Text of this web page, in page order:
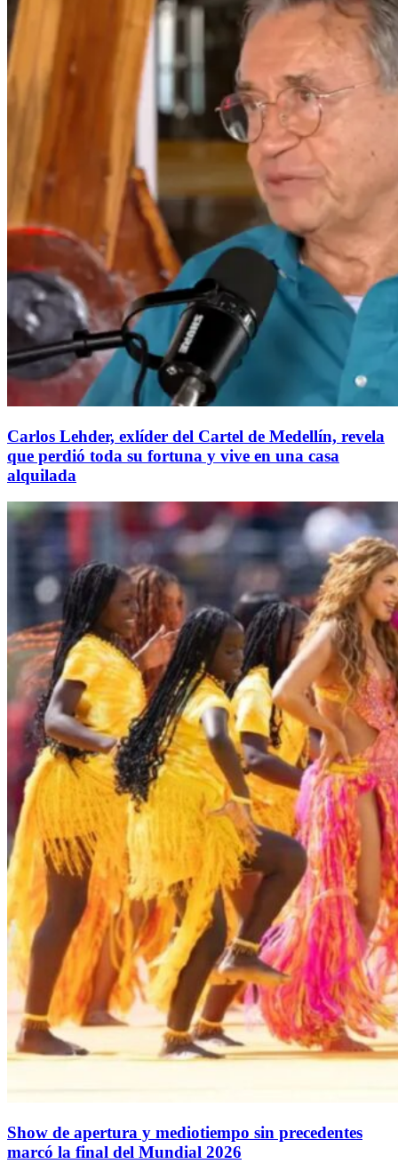
Carlos Lehder, exlíder del Cartel de Medellín, revela
que perdió toda su fortuna y vive en una casa
alquilada
Show de apertura y mediotiempo sin precedentes
marcó la final del Mundial 2026